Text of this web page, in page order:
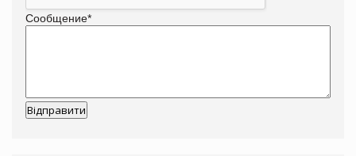
Сообщение*